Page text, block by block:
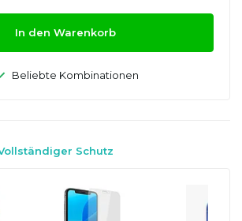
In den Warenkorb
Beliebte Kombinationen
Schutz